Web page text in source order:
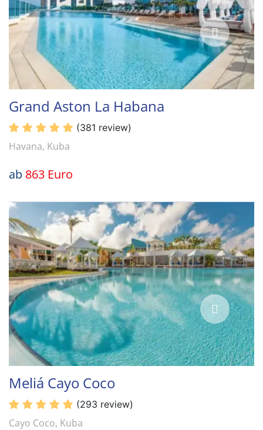
Grand Aston La Habana
(381 review)
Havana, Kuba
ab 863 Euro
Meliá Cayo Coco
(293 review)
Cayo Coco, Kuba